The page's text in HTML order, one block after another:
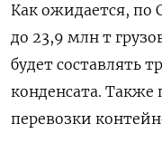
Как ожидается, по
до 23,9 млн т
будет составлять
конденсата. Также
перевозки